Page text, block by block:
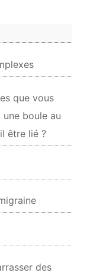
que vous
boule au
être lié ?
des